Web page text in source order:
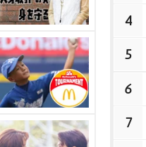
4
5
6
7